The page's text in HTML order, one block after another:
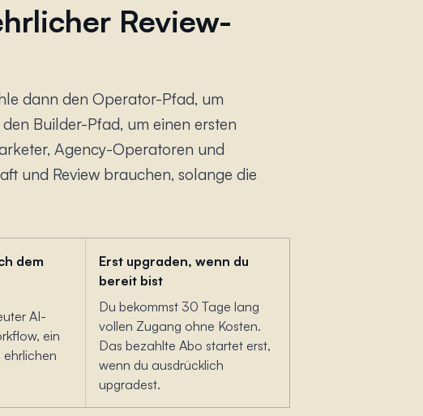
Review-
dann den Operator-Pfad, um
Builder-Pfad, um einen ersten
Agency-Operatoren und
und Review brauchen, solange die
dem
AI-
ein
Erst upgraden, wenn du
bereit bist
Du bekommst 30 Tage lang
vollen Zugang ohne Kosten.
Das bezahlte Abo startet erst,
wenn du ausdrücklich
upgradest.